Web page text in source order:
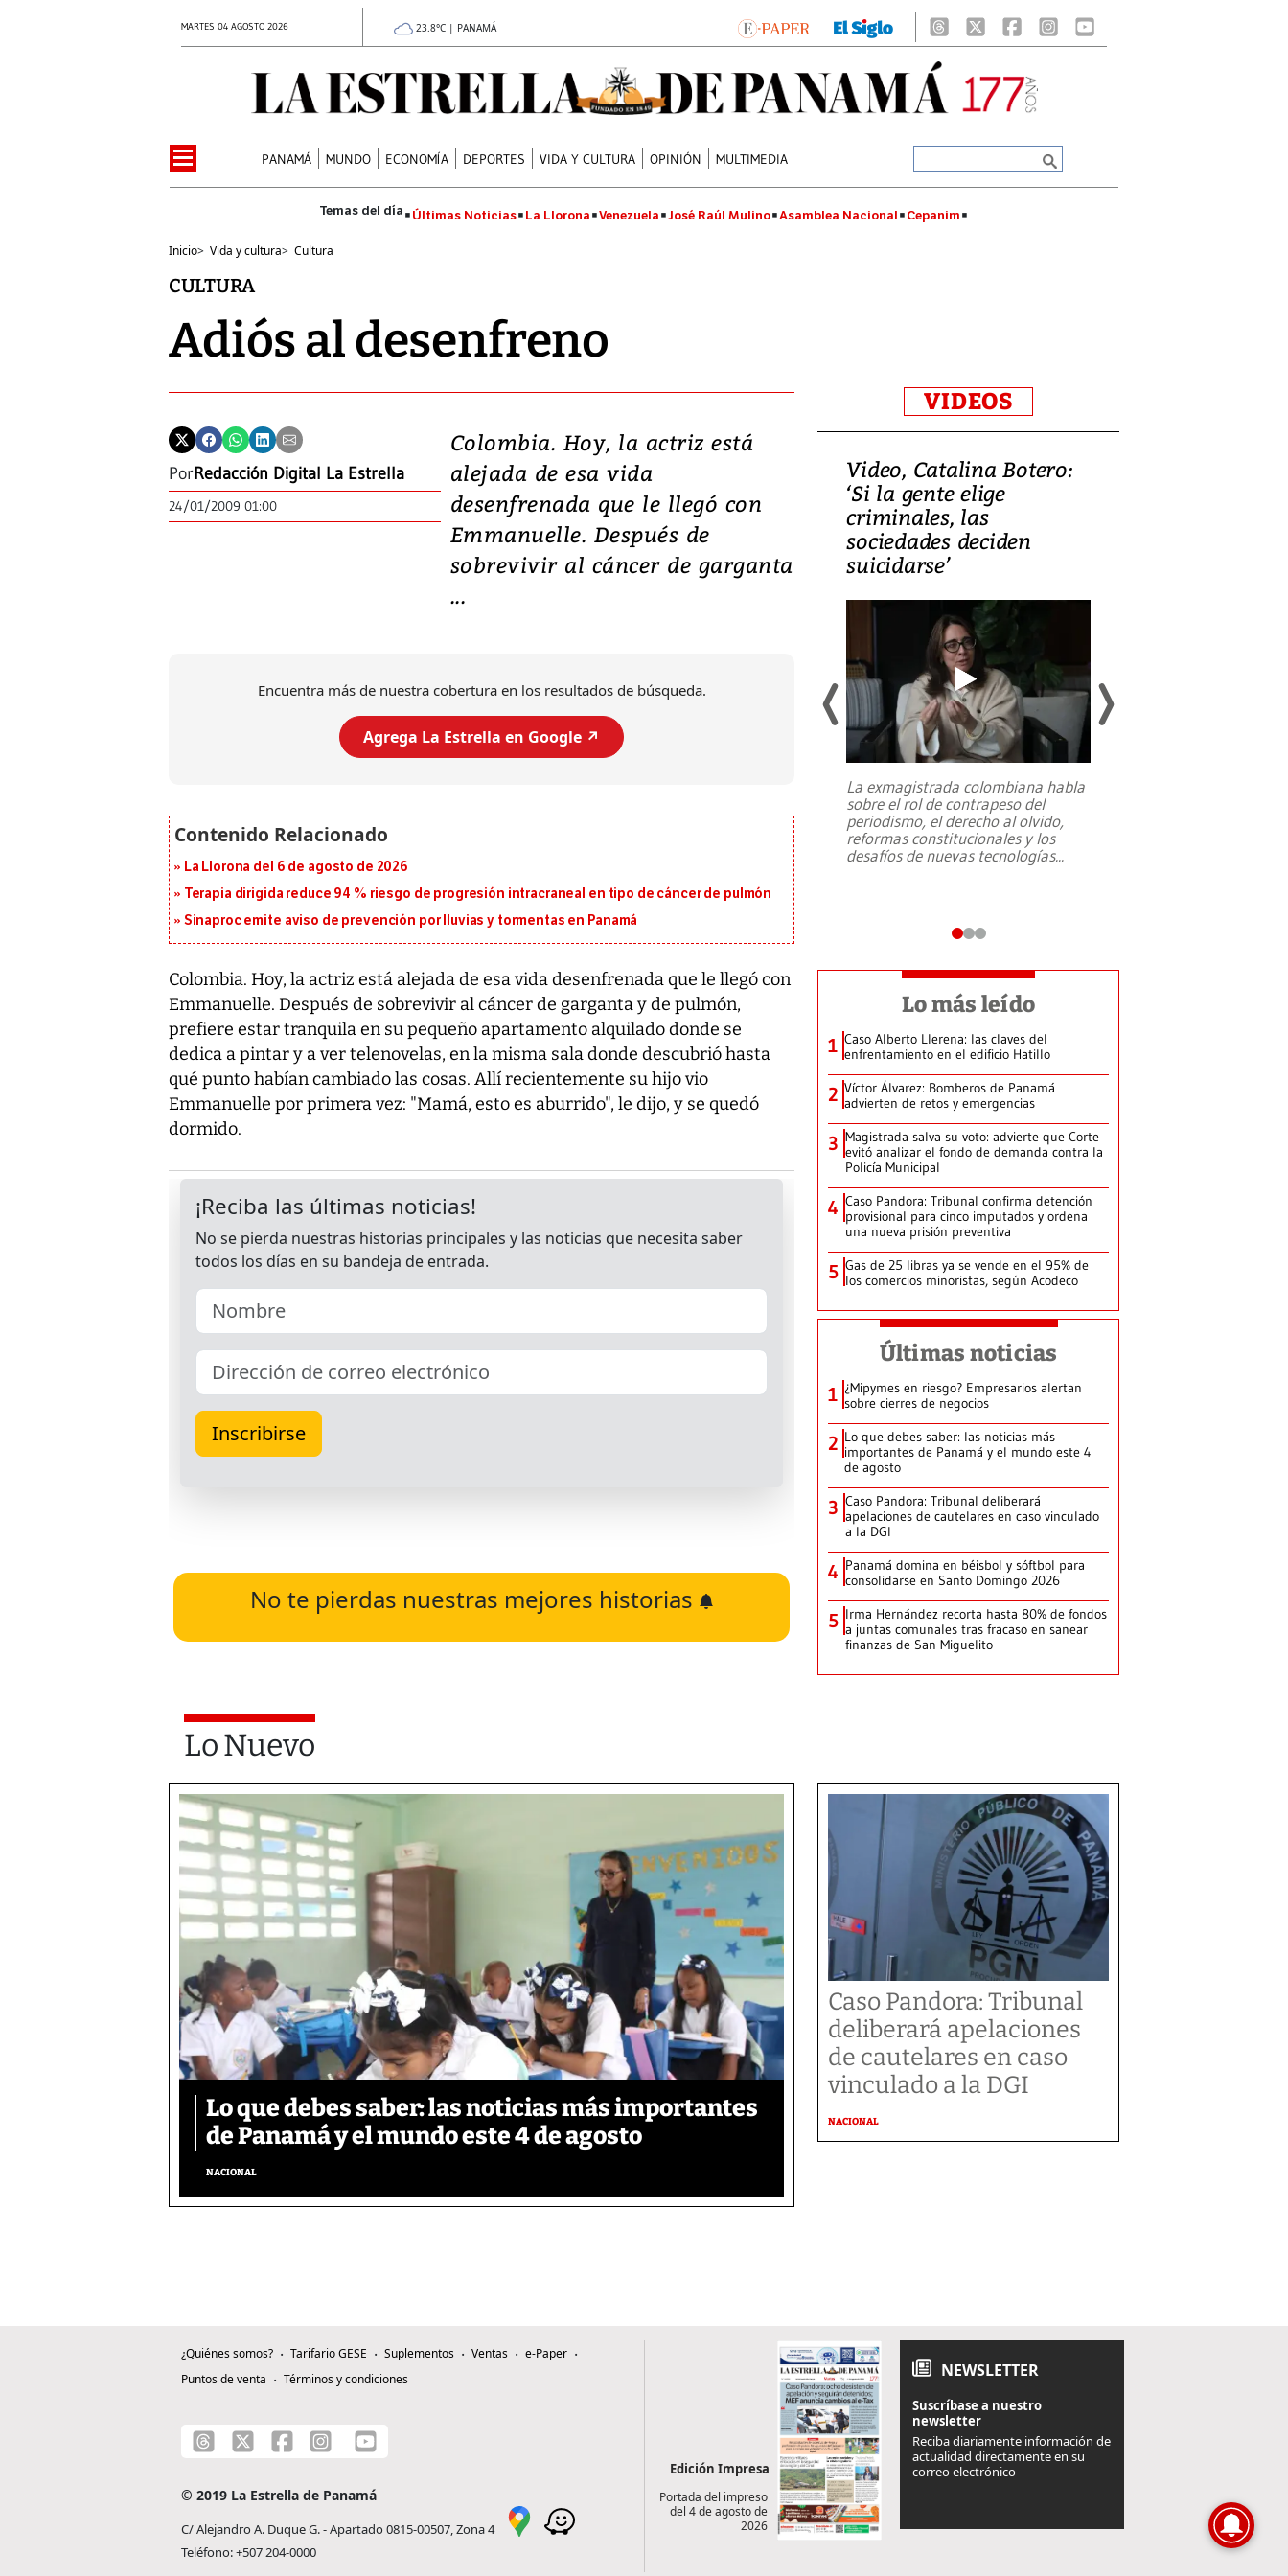
MARTES 04 AGOSTO 2026 23.8°C | PANAMÁ
PANAMÁ MUNDO ECONOMÍA DEPORTES VIDA Y CULTURA OPINIÓN MULTIMEDIA
Últimas Noticias La Llorona Venezuela José Raúl Mulino Asamblea Nacional Cepanim
Inicio> Vida y cultura> Cultura
CULTURA
Adiós al desenfreno
PorRedacción Digital La Estrella
24/01/2009 01:00
Colombia. Hoy, la actriz está
alejada de esa vida
desenfrenada que le llegó con
Emmanuelle. Después de
sobrevivir al cáncer de garganta
...
Encuentra más de nuestra cobertura en los resultados de búsqueda.
Agrega La Estrella en Google ↗️
La Llorona del 6 de agosto de 2026
Terapia dirigida reduce 94 % riesgo de progresión intracraneal en tipo de cáncer de pulmón
Sinaproc emite aviso de prevención por lluvias y tormentas en Panamá
Colombia. Hoy, la actriz está alejada de esa vida desenfrenada que le llegó con
Emmanuelle. Después de sobrevivir al cáncer de garganta y de pulmón,
prefiere estar tranquila en su pequeño apartamento alquilado donde se
dedica a pintar y a ver telenovelas, en la misma sala donde descubrió hasta
qué punto habían cambiado las cosas. Allí recientemente su hijo vio
Emmanuelle por primera vez: "Mamá, esto es aburrido", le dijo, y se quedó
dormido.
No te pierdas nuestras mejores historias
VIDEOS
Video, Japón: Terremoto
deja heridos y graves
daños en Kumamoto
Un fuerte terremoto de magnitud
7,1 se registró este martes 28 de
Video, Catalina Botero:
‘Si la gente elige
criminales, las
sociedades deciden
suicidarse’
La exmagistrada colombiana habla
sobre el rol de contrapeso del
periodismo, el derecho al olvido,
reformas constitucionales y los
desafíos de nuevas tecnologías...
Lo más leído
1 Caso Alberto Llerena: las claves del
enfrentamiento en el edificio Hatillo
2 Víctor Álvarez: Bomberos de Panamá
advierten de retos y emergencias
3 Magistrada salva su voto: advierte que Corte
evitó analizar el fondo de demanda contra la
Policía Municipal
4 Caso Pandora: Tribunal confirma detención
provisional para cinco imputados y ordena
una nueva prisión preventiva
5 Gas de 25 libras ya se vende en el 95% de
los comercios minoristas, según Acodeco
Últimas noticias
1 ¿Mipymes en riesgo? Empresarios alertan
sobre cierres de negocios
2 Lo que debes saber: las noticias más
importantes de Panamá y el mundo este 4
de agosto
3 Caso Pandora: Tribunal deliberará
apelaciones de cautelares en caso vinculado
a la DGI
4 Panamá domina en béisbol y sóftbol para
consolidarse en Santo Domingo 2026
5 Irma Hernández recorta hasta 80% de fondos
a juntas comunales tras fracaso en sanear
finanzas de San Miguelito
Lo Nuevo
Lo que debes saber: las noticias más importantes
de Panamá y el mundo este 4 de agosto
NACIONAL
Caso Pandora: Tribunal
deliberará apelaciones
de cautelares en caso
vinculado a la DGI
NACIONAL
¿Quiénes somos? Tarifario GESE Suplementos Ventas
e-Paper
Puntos de venta
Términos y condiciones
© 2019 La Estrella de Panamá
C/ Alejandro A. Duque G. - Apartado 0815-00507, Zona 4
Teléfono: +507 204-0000
Edición Impresa
Portada del impreso
del 4 de agosto de
2026
NEWSLETTER
Suscríbase a nuestro
newsletter
Reciba diariamente información de
actualidad directamente en su
correo electrónico